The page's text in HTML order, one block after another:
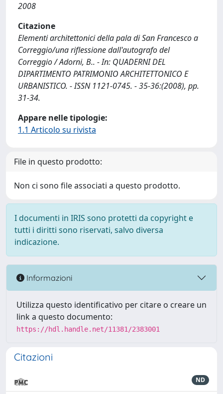
2008
Citazione
Elementi architettonici della pala di San Francesco a
Correggio/una riflessione dall'autografo del
Correggio / Adorni, B.. - In: QUADERNI DEL
DIPARTIMENTO PATRIMONIO ARCHITETTONICO E
URBANISTICO. - ISSN 1121-0745. - 35-36:(2008), pp.
31-34.
Appare nelle tipologie:
1.1 Articolo su rivista
File in questo prodotto:
Non ci sono file associati a questo prodotto.
I documenti in IRIS sono protetti da copyright e
tutti i diritti sono riservati, salvo diversa
indicazione.
Informazioni
Utilizza questo identificativo per citare o creare un
link a questo documento:
https://hdl.handle.net/11381/2383001
Citazioni
ND